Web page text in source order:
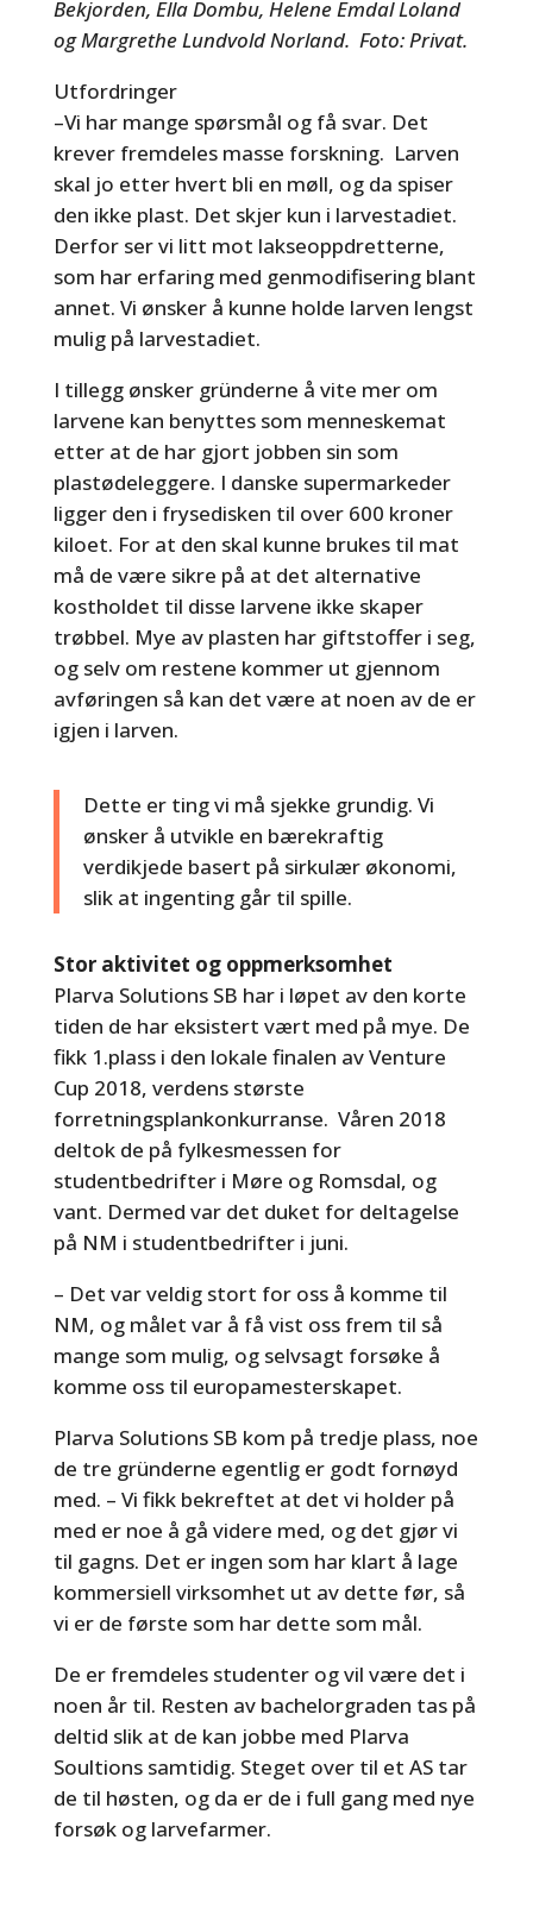
Bekjorden, Ella Dombu, Helene Emdal Loland
og Margrethe Lundvold Norland. Foto: Privat.
Utfordringer
–Vi har mange spørsmål og få svar. Det
krever fremdeles masse forskning. Larven
skal jo etter hvert bli en møll, og da spiser
den ikke plast. Det skjer kun i larvestadiet.
Derfor ser vi litt mot lakseoppdretterne,
som har erfaring med genmodifisering blant
annet. Vi ønsker å kunne holde larven lengst
mulig på larvestadiet.
I tillegg ønsker gründerne å vite mer om
larvene kan benyttes som menneskemat
etter at de har gjort jobben sin som
plastødeleggere. I danske supermarkeder
ligger den i frysedisken til over 600 kroner
kiloet. For at den skal kunne brukes til mat
må de være sikre på at det alternative
kostholdet til disse larvene ikke skaper
trøbbel. Mye av plasten har giftstoffer i seg,
og selv om restene kommer ut gjennom
avføringen så kan det være at noen av de er
igjen i larven.
Dette er ting vi må sjekke grundig. Vi
ønsker å utvikle en bærekraftig
verdikjede basert på sirkulær økonomi,
slik at ingenting går til spille.
Stor aktivitet og oppmerksomhet
Plarva Solutions SB har i løpet av den korte
tiden de har eksistert vært med på mye. De
fikk 1.plass i den lokale finalen av Venture
Cup 2018, verdens største
forretningsplankonkurranse. Våren 2018
deltok de på fylkesmessen for
studentbedrifter i Møre og Romsdal, og
vant. Dermed var det duket for deltagelse
på NM i studentbedrifter i juni.
– Det var veldig stort for oss å komme til
NM, og målet var å få vist oss frem til så
mange som mulig, og selvsagt forsøke å
komme oss til europamesterskapet.
Plarva Solutions SB kom på tredje plass, noe
de tre gründerne egentlig er godt fornøyd
med. – Vi fikk bekreftet at det vi holder på
med er noe å gå videre med, og det gjør vi
til gagns. Det er ingen som har klart å lage
kommersiell virksomhet ut av dette før, så
vi er de første som har dette som mål.
De er fremdeles studenter og vil være det i
noen år til. Resten av bachelorgraden tas på
deltid slik at de kan jobbe med Plarva
Soultions samtidig. Steget over til et AS tar
de til høsten, og da er de i full gang med nye
forsøk og larvefarmer.